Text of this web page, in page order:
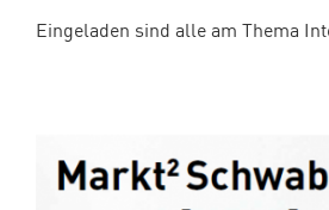
Eingeladen sind alle am Thema